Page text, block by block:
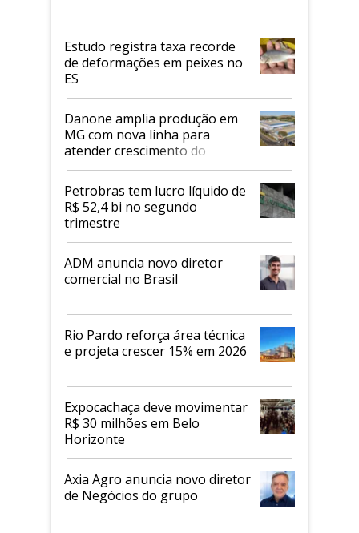
Estudo registra taxa recorde
de deformações em peixes no
ES
Danone amplia produção em
MG com nova linha para
atender crescimento do
mercado de alimentos
proteicos
Petrobras tem lucro líquido de
R$ 52,4 bi no segundo
trimestre
ADM anuncia novo diretor
comercial no Brasil
Rio Pardo reforça área técnica
e projeta crescer 15% em 2026
Expocachaça deve movimentar
R$ 30 milhões em Belo
Horizonte
Axia Agro anuncia novo diretor
de Negócios do grupo